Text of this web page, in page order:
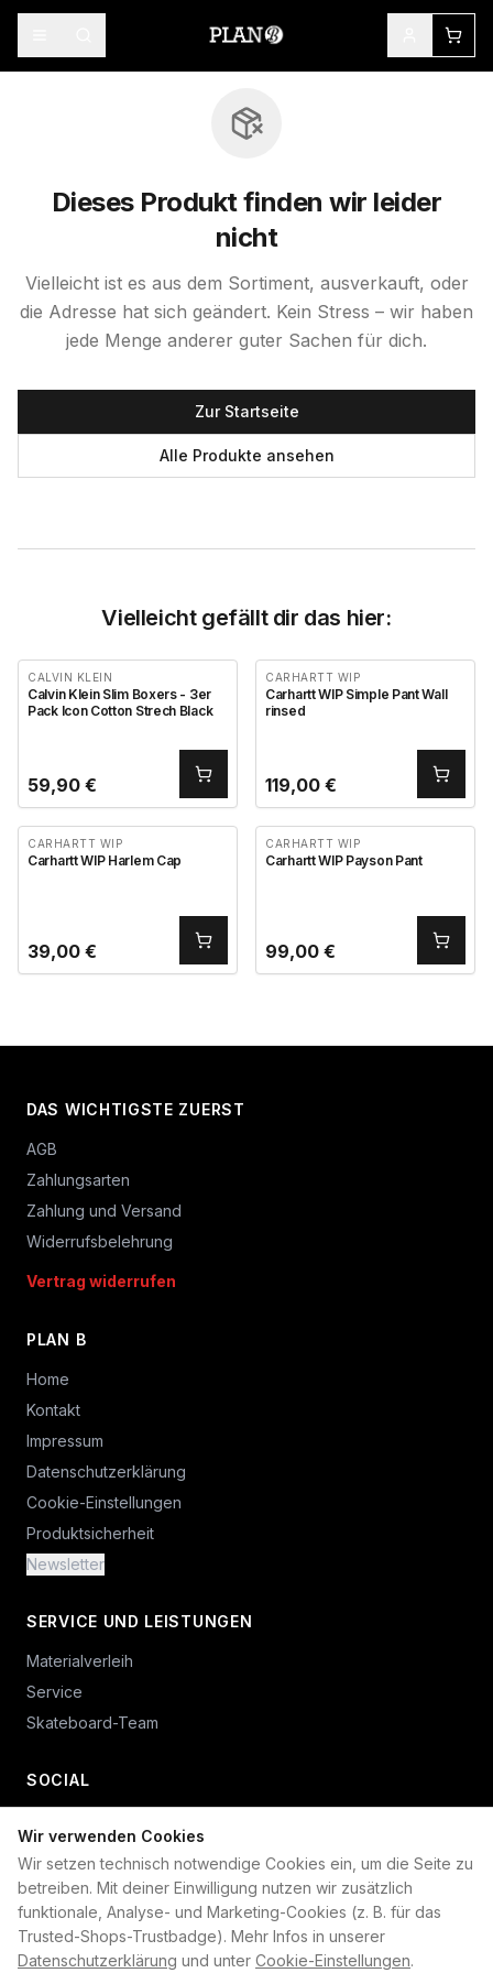
Wir verwenden Cookies
Wir setzen technisch notwendige Cookies ein, um die Seite zu
betreiben. Mit deiner Einwilligung nutzen wir zusätzlich
funktionale, Analyse- und Marketing-Cookies (z. B. für das
Trusted-Shops-Trustbadge). Mehr Infos in unserer
Datenschutzerklärung und unter Cookie-Einstellungen.
Dieses Produkt finden wir leider
nicht
Vielleicht ist es aus dem Sortiment, ausverkauft, oder
die Adresse hat sich geändert. Kein Stress – wir haben
jede Menge anderer guter Sachen für dich.
Zur Startseite
Alle Produkte ansehen
Vielleicht gefällt dir das hier:
CALVIN KLEIN
Calvin Klein Slim Boxers - 3er
Pack Icon Cotton Strech Black
59,90 €
CARHARTT WIP
Carhartt WIP Simple Pant Wall
rinsed
119,00 €
CARHARTT WIP
Carhartt WIP Harlem Cap
39,00 €
CARHARTT WIP
Carhartt WIP Payson Pant
99,00 €
DAS WICHTIGSTE ZUERST
AGB
Zahlungsarten
Zahlung und Versand
Widerrufsbelehrung
Vertrag widerrufen
PLAN B
Home
Kontakt
Impressum
Datenschutzerklärung
Cookie-Einstellungen
Produktsicherheit
Newsletter
SERVICE UND LEISTUNGEN
Materialverleih
Service
Skateboard-Team
SOCIAL
+49 234 687 00 38
shop@plan-b-funsport.de
Sichere Zahlung mit: